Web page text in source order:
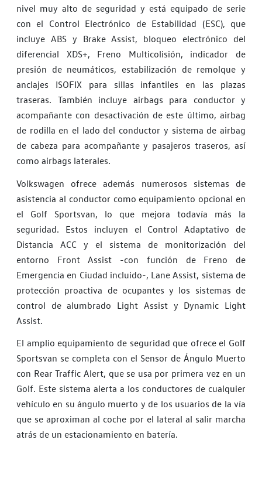
nivel muy alto de seguridad y está equipado de serie
con el Control Electrónico de Estabilidad (ESC), que
incluye ABS y Brake Assist, bloqueo electrónico del
diferencial XDS+, Freno Multicolisión, indicador de
presión de neumáticos, estabilización de remolque y
anclajes ISOFIX para sillas infantiles en las plazas
traseras. También incluye airbags para conductor y
acompañante con desactivación de este último, airbag
de rodilla en el lado del conductor y sistema de airbag
de cabeza para acompañante y pasajeros traseros, así
como airbags laterales.
Volkswagen ofrece además numerosos sistemas de
asistencia al conductor como equipamiento opcional en
el Golf Sportsvan, lo que mejora todavía más la
seguridad. Estos incluyen el Control Adaptativo de
Distancia ACC y el sistema de monitorización del
entorno Front Assist -con función de Freno de
Emergencia en Ciudad incluido-, Lane Assist, sistema de
protección proactiva de ocupantes y los sistemas de
control de alumbrado Light Assist y Dynamic Light
Assist.
El amplio equipamiento de seguridad que ofrece el Golf
Sportsvan se completa con el Sensor de Ángulo Muerto
con Rear Traffic Alert, que se usa por primera vez en un
Golf. Este sistema alerta a los conductores de cualquier
vehículo en su ángulo muerto y de los usuarios de la vía
que se aproximan al coche por el lateral al salir marcha
atrás de un estacionamiento en batería.